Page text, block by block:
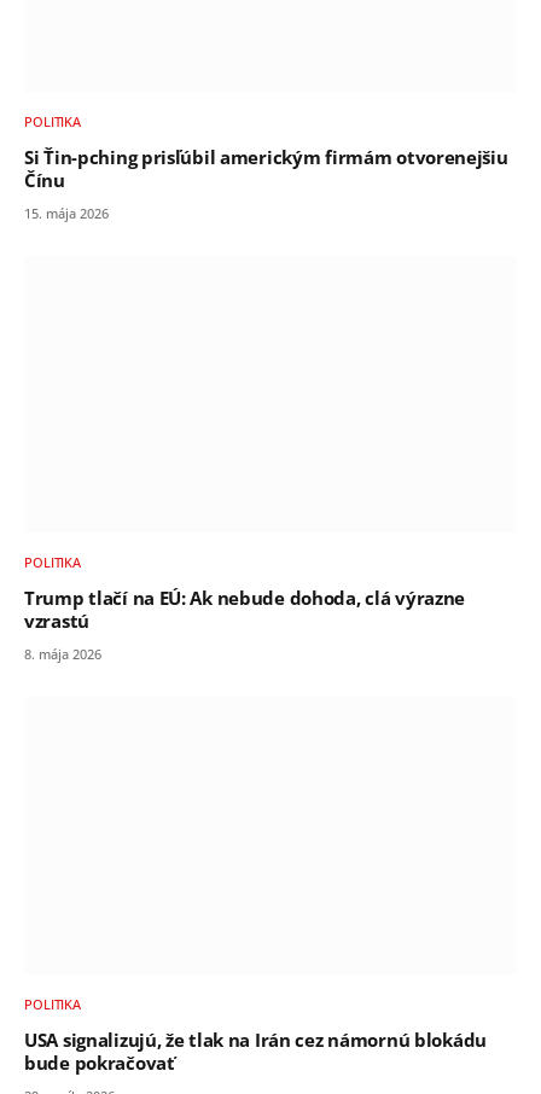
POLITIKA
Si Ťin-pching prisľúbil americkým firmám otvorenejšiu
Čínu
15. mája 2026
POLITIKA
Trump tlačí na EÚ: Ak nebude dohoda, clá výrazne
vzrastú
8. mája 2026
POLITIKA
USA signalizujú, že tlak na Irán cez námornú blokádu
bude pokračovať